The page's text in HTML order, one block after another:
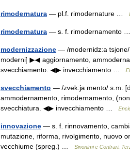
rimodernatura — pl.f. rimodernature …
rimodernatura — s. f. rimodernamento
modernizzazione — /modernidz:a tsjone/
moderni] ▶◀ aggiornamento,
svecchiamento. ◀▶ invecchiamento …
svecchiamento — /zvek:ja mento/ s.m.
ammodernamento, rimodernamento,
svecchiatura. ◀▶ invecchiamento …
innovazione — s. f. rinnovamento,
mutazione, riforma, rivolgimento, nuovo
vecchiume (spreg.) …
Sinonimi e Contrari.